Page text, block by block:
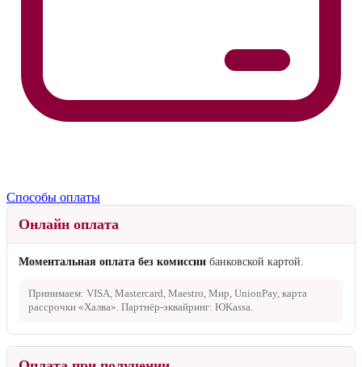
Способы оплаты
Онлайн оплата
Моментальная оплата без комиссии банковской картой.
Принимаем: VISA, Mastercard, Maestro, Мир, UnionPay, карта
рассрочки «Халва». Партнёр-эквайринг: ЮKassa.